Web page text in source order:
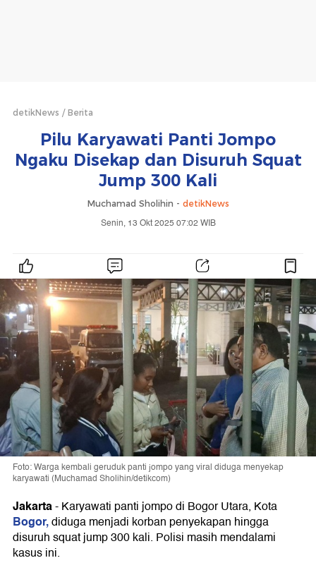
detikNews Berita
Pilu Karyawati Panti Jompo
Ngaku Disekap dan Disuruh Squat
Jump 300 Kali
Muchamad Sholihin - detikNews
Senin, 13 Okt 2025 07:02 WIB
Foto: Warga kembali geruduk panti jompo yang viral diduga menyekap
karyawati (Muchamad Sholihin/detikcom)
Jakarta-Karyawati panti jompo di Bogor Utara, Kota
Bogor,diduga menjadi korban penyekapan hingga
disuruh squat jump 300 kali. Polisi masih mendalami
kasus ini.